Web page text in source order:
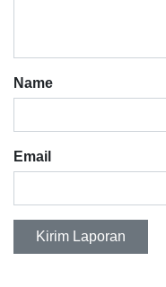
Name
Email
Kirim Laporan